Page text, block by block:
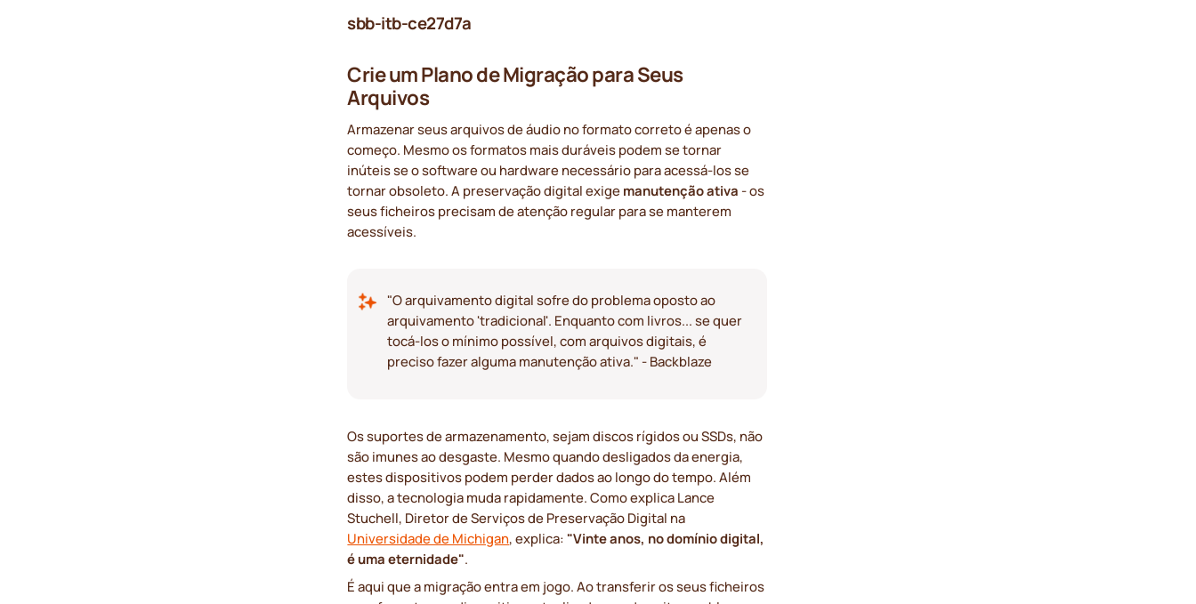
sbb-itb-ce27d7a
Crie um Plano de Migração para Seus
Arquivos
Armazenar seus arquivos de áudio no formato correto é apenas o
começo. Mesmo os formatos mais duráveis podem se tornar
inúteis se o software ou hardware necessário para acessá-los se
tornar obsoleto. A preservação digital exige manutenção ativa - os
seus ficheiros precisam de atenção regular para se manterem
acessíveis.
"O arquivamento digital sofre do problema oposto ao
arquivamento 'tradicional'. Enquanto com livros... se quer
tocá-los o mínimo possível, com arquivos digitais, é
preciso fazer alguma manutenção ativa." - Backblaze
Os suportes de armazenamento, sejam discos rígidos ou SSDs, não
são imunes ao desgaste. Mesmo quando desligados da energia,
estes dispositivos podem perder dados ao longo do tempo. Além
disso, a tecnologia muda rapidamente. Como explica Lance
Stuchell, Diretor de Serviços de Preservação Digital na
Universidade de Michigan, explica:"Vinte anos, no domínio digital,
é uma eternidade".
É aqui que a migração entra em jogo. Ao transferir os seus ficheiros